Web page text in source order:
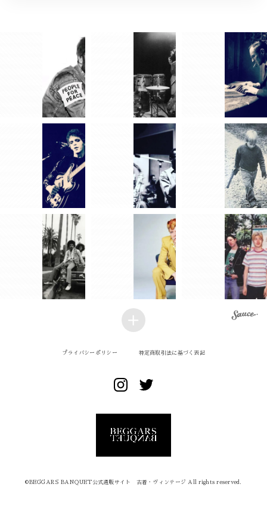
プライバシーポリシー 特定商取引法に基づく表記
©︎BEGGARS BANQUET公式通販サイト 古着・ヴィンテージ All rights reserved.